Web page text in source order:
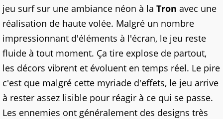
jeu surf sur une ambiance néon à la Tron avec une
réalisation de haute volée. Malgré un nombre
impressionnant d'éléments à l'écran, le jeu reste
fluide à tout moment. Ça tire explose de partout,
les décors vibrent et évoluent en temps réel. Le pire
c'est que malgré cette myriade d'effets, le jeu arrive
à rester assez lisible pour réagir à ce qui se passe.
Les ennemies ont généralement des designs très